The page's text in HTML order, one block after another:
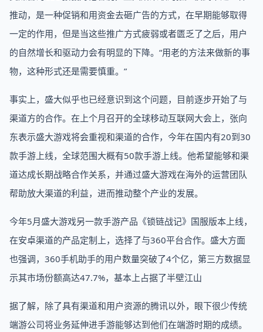
推动，是一种促销和用资金去砸广告的方式，在早期能够取得
一定的作用，但是当这些推广方式疲弱或者匮乏了之后，用户
的自然增长和驱动力会有明显的下降。“用老的方法来做新的事
物，这种形式还是需要慎重。”
事实上，盛大似乎也已经意识到这个问题，目前逐步开始了与
渠道方的合作。在上个月召开的全球移动互联网大会上，张向
东表示盛大游戏将会重视和渠道的合作，今年在国内有20到30
款手游上线，全球范围大概有50款手游上线。他希望能够和渠
道达成长期战略合作关系，并通过盛大游戏在海外的运营团队
帮助放大渠道的利益，进而推动整个产业的发展。
今年5月盛大游戏另一款手游产品《锁链战记》国服版本上线，
在安卓渠道的产品定制上，选择了与360平台合作。盛大方面
也强调，360手机助手的用户数量突破了4个亿，第三方数据显
示其市场份额高达47.7%，基本上占据了半壁江山
据了解，除了具有渠道和用户资源的腾讯以外，眼下很少传统
端游公司将业务延伸进手游能够达到他们在端游时期的成绩。